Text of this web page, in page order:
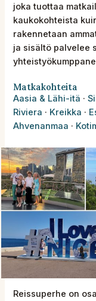
joka tuottaa
kaukokohteista
rakennetaan
ja sisältö palvelee
Matkakohteita
Aasia & Lähi-itä ·
Riviera · Kreikka ·
Ahvenanmaa ·
Reissuperhe on osa